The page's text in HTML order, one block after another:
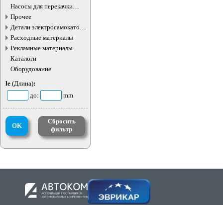
Насосы для перекачки
жидкостей
Прочее
Детали электросамокатов и
электротранспорта
Расходные материалы
Рекламные материалы
Каталоги
Оборудование
le (Длина):
до:
mm
OK
Сбросить
фильтр